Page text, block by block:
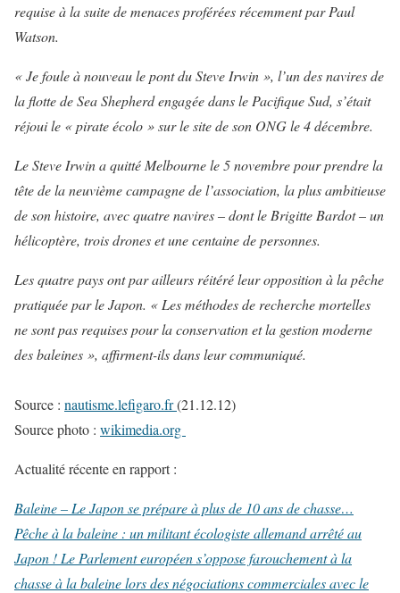
requise à la suite de menaces proférées récemment par Paul
Watson.
« Je foule à nouveau le pont du Steve Irwin », l’un des navires de
la flotte de Sea Shepherd engagée dans le Pacifique Sud, s’était
réjoui le « pirate écolo » sur le site de son ONG le 4 décembre.
Le Steve Irwin a quitté Melbourne le 5 novembre pour prendre la
tête de la neuvième campagne de l’association, la plus ambitieuse
de son histoire, avec quatre navires – dont le Brigitte Bardot – un
hélicoptère, trois drones et une centaine de personnes.
Les quatre pays ont par ailleurs réitéré leur opposition à la pêche
pratiquée par le Japon. « Les méthodes de recherche mortelles
ne sont pas requises pour la conservation et la gestion moderne
des baleines », affirment-ils dans leur communiqué.
Source : nautisme.lefigaro.fr(21.12.12)
Source photo : wikimedia.org
Actualité récente en rapport :
Baleine – Le Japon se prépare à plus de 10 ans de chasse…
Pêche à la baleine : un militant écologiste allemand arrêté au
Japon ! Le Parlement européen s’oppose farouchement à la
chasse à la baleine lors des négociations commerciales avec le